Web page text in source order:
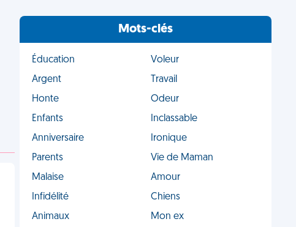
Mots-clés
Éducation
Voleur
Argent
Travail
Honte
Odeur
Enfants
Inclassable
Anniversaire
Ironique
Parents
Vie de Maman
Malaise
Amour
Infidélité
Chiens
Animaux
Mon ex